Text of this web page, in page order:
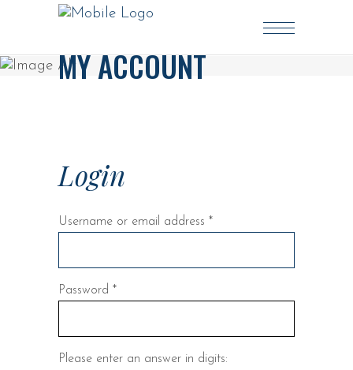
MY ACCOUNT
Login
Username or email address *Required
Password *Required
Please enter an answer in digits: